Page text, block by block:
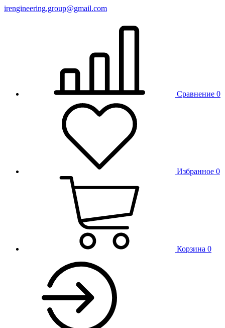
irengineering.group@gmail.com
Сравнение 0
Избранное 0
Корзина 0